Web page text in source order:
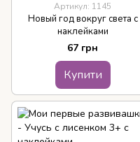
Артикул: 1145
Новый год вокруг света с
наклейками
67 грн
Купити